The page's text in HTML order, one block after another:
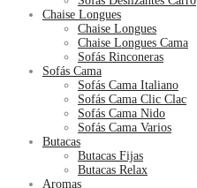
Chaise Longues
Chaise Longues
Chaise Longues Cama
Sofás Rinconeras
Sofás Cama
Sofás Cama Italiano
Sofás Cama Clic Clac
Sofás Cama Nido
Sofás Cama Varios
Butacas
Butacas Fijas
Butacas Relax
Aromas